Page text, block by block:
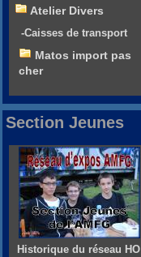
Atelier Divers
-Caisses de transport
Matos import pas
cher
Section Jeunes
Historique du réseau HO